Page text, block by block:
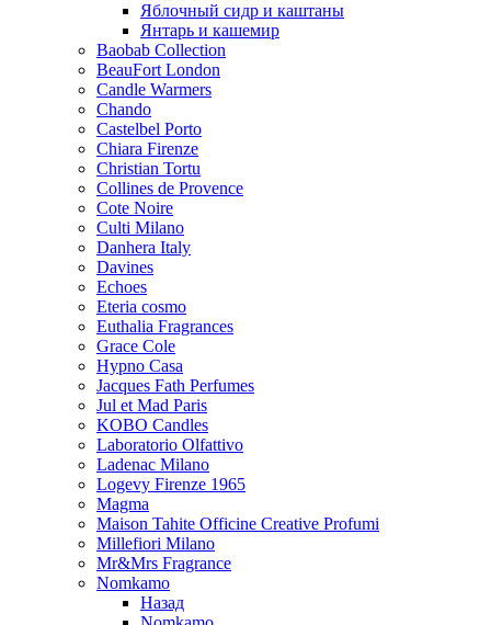
Яблочный сидр и каштаны
Янтарь и кашемир
Baobab Collection
BeauFort London
Candle Warmers
Chando
Castelbel Porto
Chiara Firenze
Christian Tortu
Collines de Provence
Cote Noire
Culti Milano
Danhera Italy
Davines
Echoes
Eteria cosmo
Euthalia Fragrances
Grace Cole
Hypno Casa
Jacques Fath Perfumes
Jul et Mad Paris
KOBO Candles
Laboratorio Olfattivo
Ladenac Milano
Logevy Firenze 1965
Magma
Maison Tahite Officine Creative Profumi
Millefiori Milano
Mr&Mrs Fragrance
Nomkamo
Назад